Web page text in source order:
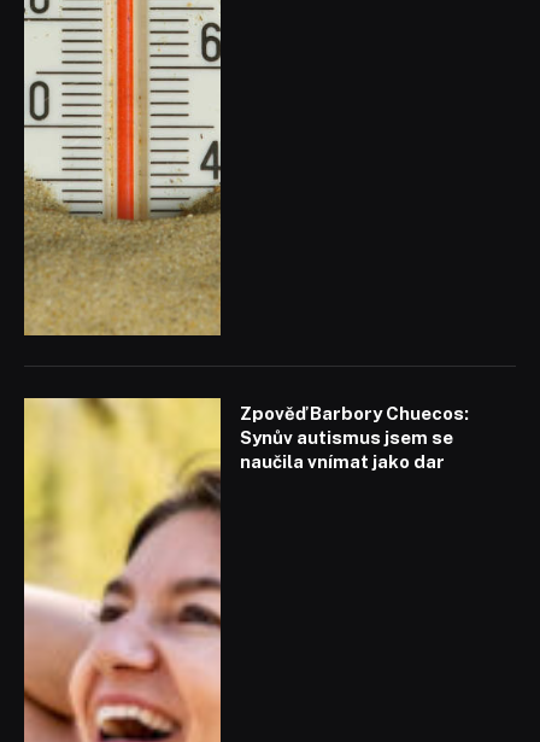
Zpověď Barbory Chuecos:
Synův autismus jsem se
naučila vnímat jako dar